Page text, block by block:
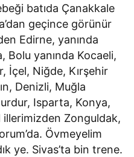
batıda Çanakkale
geçince görünür
Edirne, yanında
Bolu yanında Kocaeli,
İçel, Niğde, Kırşehir
Denizli, Muğla
Isparta, Konya,
Zonguldak,
Övmeyelim
ye. Sivas’ta bin trene.